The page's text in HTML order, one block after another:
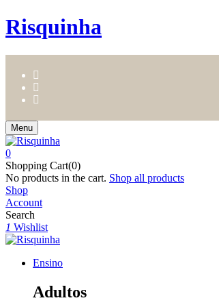
Risquinha
Menu
0
Shopping Cart(0)
No products in the cart. Shop all products
Shop
Account
Search
1 Wishlist
Ensino
Adultos